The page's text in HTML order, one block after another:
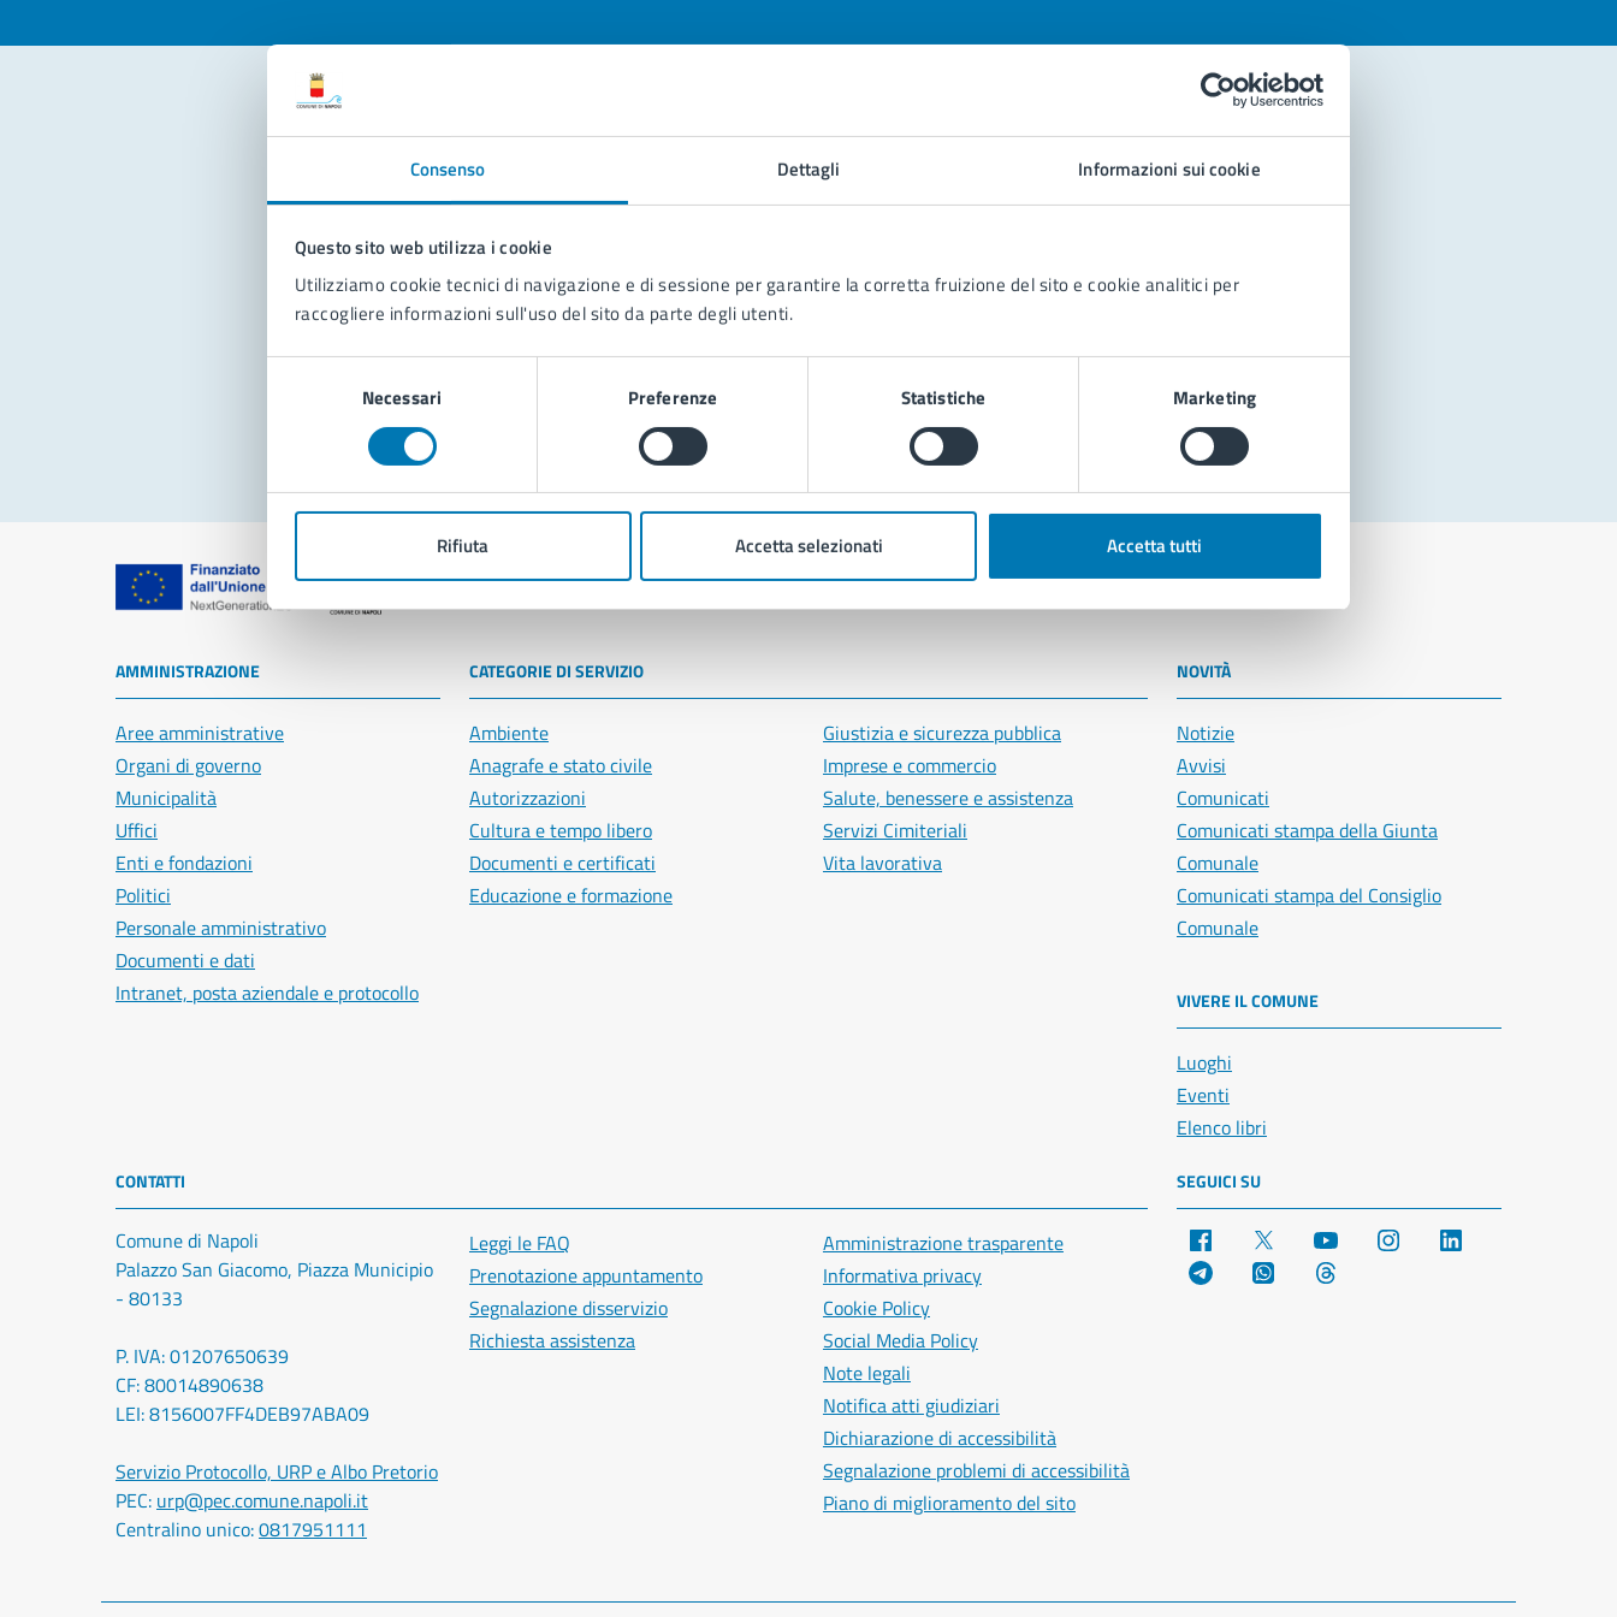
Consenso Dettagli Informazioni sui cookie
Questo sito web utilizza i cookie
Utilizziamo cookie tecnici di navigazione e di sessione per garantire la corretta fruizione del sito e cookie analitici per
raccogliere informazioni sull'uso del sito da parte degli utenti.
Necessari Preferenze Statistiche Marketing
Rifiuta Accetta selezionati Accetta tutti
Contatta il comune
Leggi le domande frequenti
Richiedi assistenza
Prenota appuntamento
Problemi in città
Comune di Napoli
AMMINISTRAZIONE
Aree amministrative
Organi di governo
Municipalità
Uffici
Enti e fondazioni
Politici
Personale amministrativo
Documenti e dati
Intranet, posta aziendale e protocollo
CATEGORIE DI SERVIZIO
Ambiente
Anagrafe e stato civile
Autorizzazioni
Cultura e tempo libero
Documenti e certificati
Educazione e formazione
Giustizia e sicurezza pubblica
Imprese e commercio
Salute, benessere e assistenza
Servizi Cimiteriali
Vita lavorativa
NOVITÀ
Notizie
Avvisi
Comunicati
Comunicati stampa della Giunta
Comunale
Comunicati stampa del Consiglio
Comunale
VIVERE IL COMUNE
Luoghi
Eventi
Elenco libri
CONTATTI
Comune di Napoli
Palazzo San Giacomo, Piazza Municipio
- 80133
P. IVA: 01207650639
CF: 80014890638
LEI: 8156007FF4DEB97ABA09
Servizio Protocollo, URP e Albo Pretorio
PEC: urp@pec.comune.napoli.it
Centralino unico:0817951111
Leggi le FAQ
Prenotazione appuntamento
Segnalazione disservizio
Richiesta assistenza
Amministrazione trasparente
Informativa privacy
Cookie Policy
Social Media Policy
Note legali
Notifica atti giudiziari
Dichiarazione di accessibilità
Segnalazione problemi di accessibilità
Piano di miglioramento del sito
SEGUICI SU
Facebook YouTube Instagram
Telegram WhatsApp